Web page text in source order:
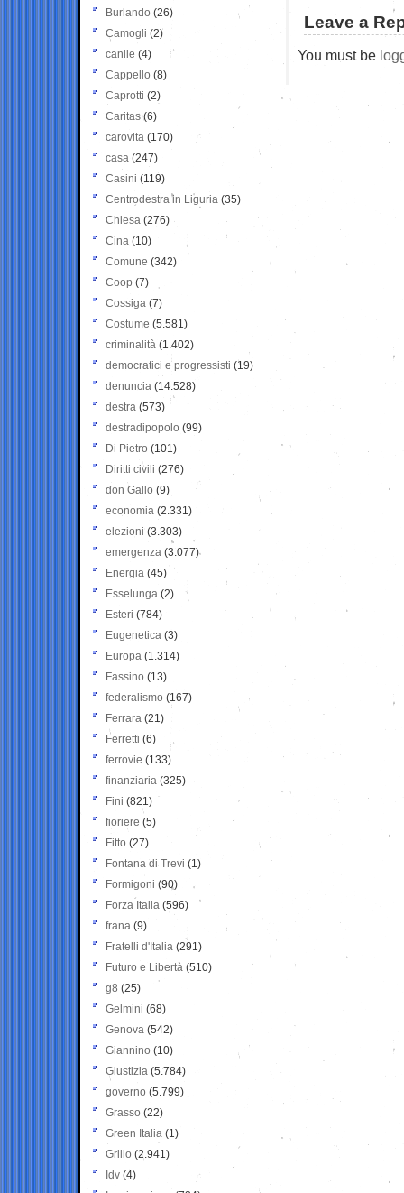
Leave a
You must be
Burlando (26)
Camogli (2)
canile (4)
Cappello (8)
Caprotti (2)
Caritas (6)
carovita (170)
casa (247)
Casini (119)
Centrodestra in Liguria (35)
Chiesa (276)
Cina (10)
Comune (342)
Coop (7)
Cossiga (7)
Costume (5.581)
criminalità (1.402)
democratici e progressisti (19)
denuncia (14.528)
destra (573)
destradipopolo (99)
Di Pietro (101)
Diritti civili (276)
don Gallo (9)
economia (2.331)
elezioni (3.303)
emergenza (3.077)
Energia (45)
Esselunga (2)
Esteri (784)
Eugenetica (3)
Europa (1.314)
Fassino (13)
federalismo (167)
Ferrara (21)
Ferretti (6)
ferrovie (133)
finanziaria (325)
Fini (821)
fioriere (5)
Fitto (27)
Fontana di Trevi (1)
Formigoni (90)
Forza Italia (596)
frana (9)
Fratelli d'Italia (291)
Futuro e Libertà (510)
g8 (25)
Gelmini (68)
Genova (542)
Giannino (10)
Giustizia (5.784)
governo (5.799)
Grasso (22)
Green Italia (1)
Grillo (2.941)
Idv (4)